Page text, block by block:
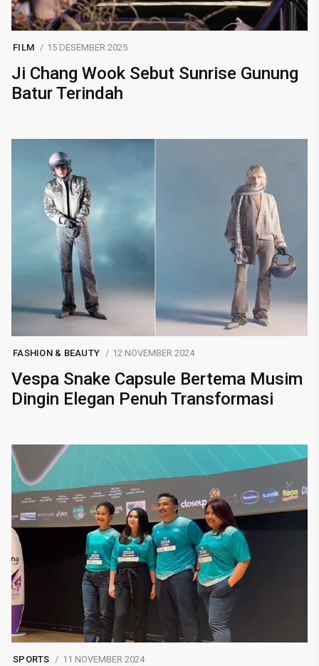
FILM 15 DESEMBER 2025
Ji Chang Wook Sebut Sunrise Gunung
Batur Terindah
FASHION & BEAUTY 12 NOVEMBER 2024
Vespa Snake Capsule Bertema Musim
Dingin Elegan Penuh Transformasi
SPORTS 11 NOVEMBER 2024